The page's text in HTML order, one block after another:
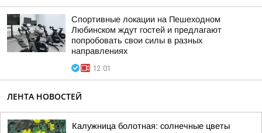
Спортивные локации на Пешеходном
Любинском ждут гостей и предлагают
попробовать свои силы в разных
направлениях
12:01
ЛЕНТА НОВОСТЕЙ
Калужница болотная: солнечные цветы